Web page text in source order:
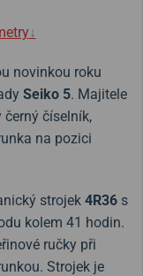
↓
novinkou roku
Seiko 5. Majitele
černý číselník,
na pozici
strojek 4R36 s
kolem 41 hodin.
ručky při
Strojek je